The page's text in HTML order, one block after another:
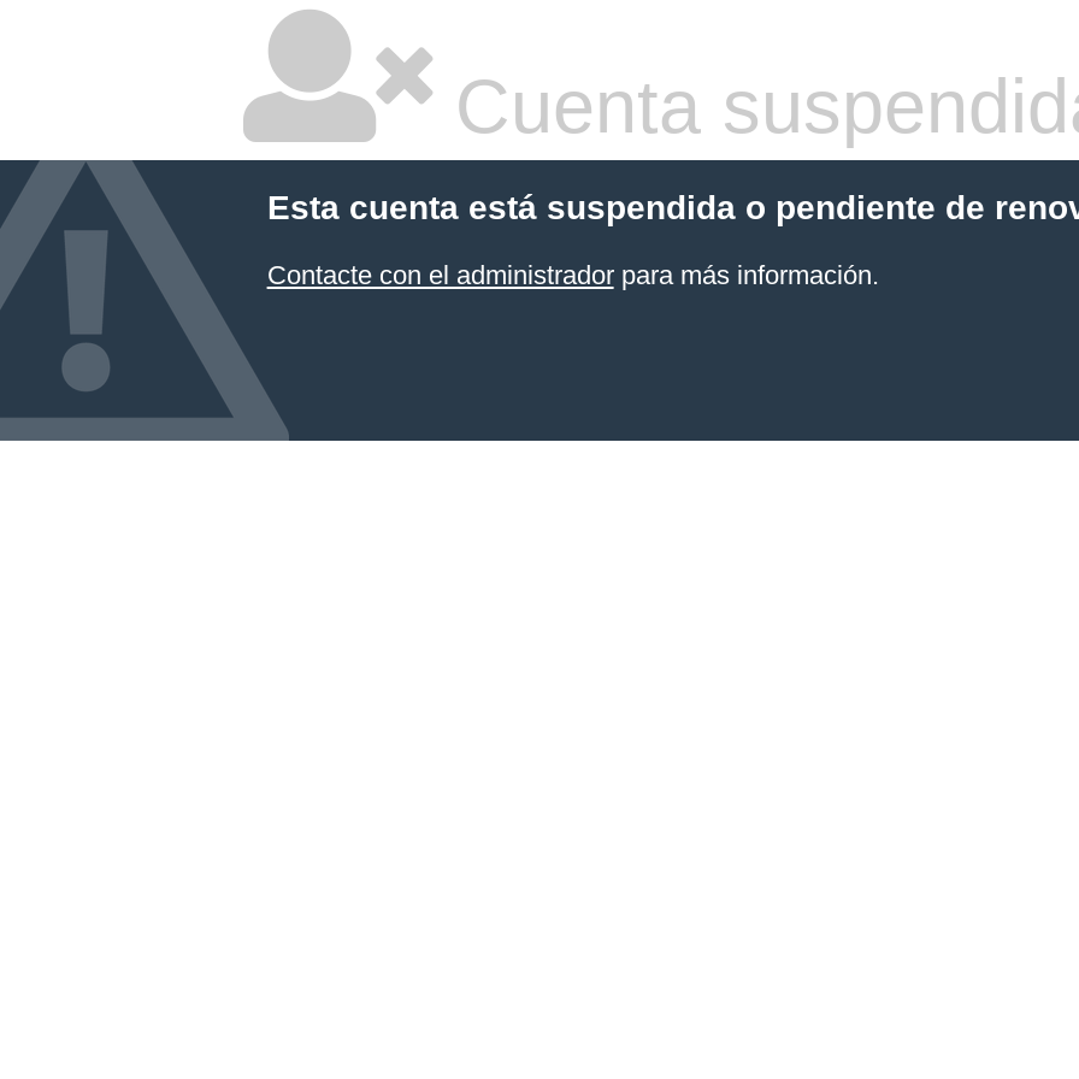
Cuenta
Esta cuenta está suspendida o pendiente de
Contacte con el administradorpara más información.